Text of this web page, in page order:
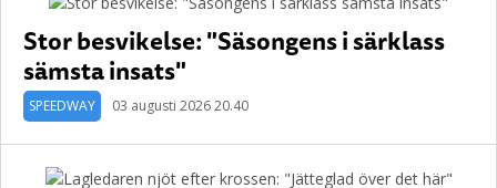
Stor besvikelse: "Säsongens i särklass
sämsta insats"
SPEEDWAY 03 augusti 2026 20.40